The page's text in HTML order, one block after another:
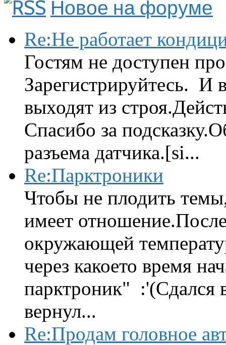
Новое на форуме
Re:Не работает
Гостям не доступен
Зарегистрируйтесь. И
выходят из
Спасибо за
разъема датчика.[si...
Re:Парктроники
Чтобы не плодить
имеет
окружающей
через какоето время
парктроник" :'(Сдался
вернул...
Re:Продам головное